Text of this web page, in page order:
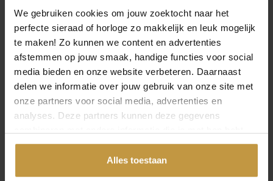
We gebruiken cookies om jouw zoektocht naar het
perfecte sieraad of horloge zo makkelijk en leuk mogelijk
te maken! Zo kunnen we content en advertenties
afstemmen op jouw smaak, handige functies voor social
media bieden en onze website verbeteren. Daarnaast
delen we informatie over jouw gebruik van onze site met
onze partners voor social media, advertenties en
analyses. Deze partners kunnen deze gegevens
gedeeld of die ze hebben verzameld via jouw gebruik van
Alles toestaan
Specificaties
Over Danish Design Horloges
MEER VAN DANISH DESIGN
HORLOGES